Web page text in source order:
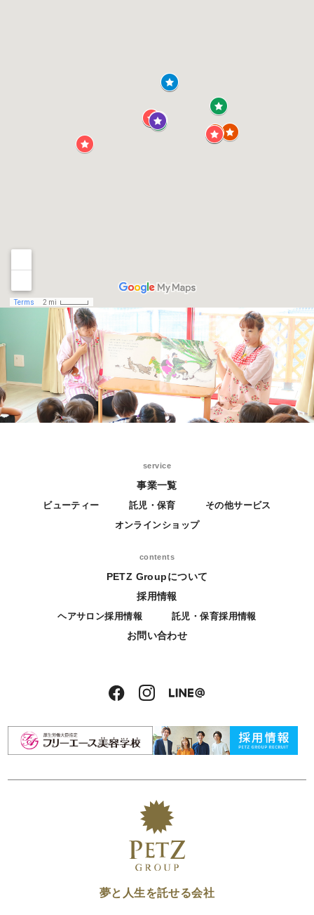
service
事業一覧
ビューティー 託児・保育
その他サービス
オンラインショップ
contents
PETZ Groupについて
採用情報
ヘアサロン採用情報 託児・保育採用情報
お問い合わせ
夢と人生を託せる会社